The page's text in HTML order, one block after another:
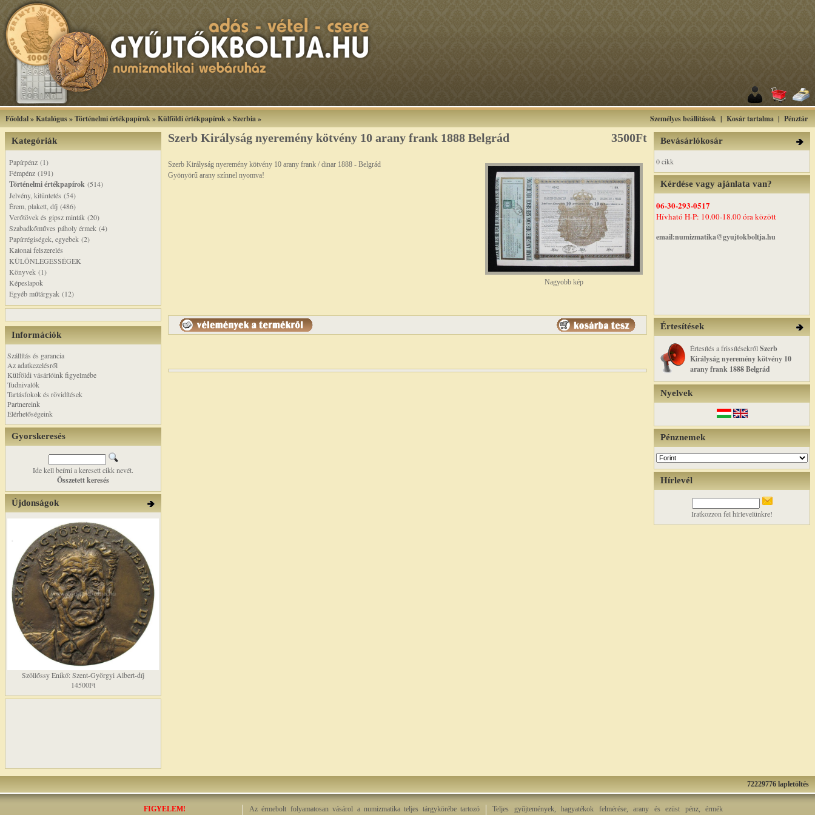
Főoldal»Katalógus»Történelmi értékpapírok»Külföldi értékpapírok»Szerbia» Személyes beállítások | Kosár tartalma | Pénztár
Kategóriák
Papírpénz (1)
Fémpénz (191)
Történelmi értékpapírok (514)
Jelvény, kitüntetés (54)
Érem, plakett, díj (486)
Verőtövek és gipsz minták (20)
Szabadkőműves páholy érmek (4)
Papírrégiségek, egyebek (2)
Katonai felszerelés
KÜLÖNLEGESSÉGEK
Könyvek (1)
Képeslapok
Egyéb műtárgyak (12)
Információk
Szállítás és garancia
Az adatkezelésről
Külföldi vásárlóink figyelmébe
Tudnivalók
Tartásfokok és rövidítések
Partnereink
Elérhetőségeink
Gyorskeresés
Ide kell beírni a keresett cikk nevét.
Összetett keresés
Újdonságok
Szöllőssy Enikő: Szent-Györgyi Albert-díj
14500Ft
Szerb Királyság nyeremény kötvény 10 arany frank 1888 Belgrád 3500Ft
Nagyobb kép
Szerb Királyság nyeremény kötvény 10 arany frank / dinar 1888 - Belgrád
Gyönyörű arany színnel nyomva!
Bevásárlókosár
0 cikk
Kérdése vagy ajánlata van?
06-30-293-0517
Hívható H-P: 10.00-18.00 óra között
email:numizmatika@gyujtokboltja.hu
Értesítések
Értesítés a frissítésekről Szerb
Királyság nyeremény kötvény 10
arany frank 1888 Belgrád
Nyelvek
Pénznemek
Hírlevél
Iratkozzon fel hírlevelünkre!
72229776 lapletöltés
FIGYELEM!
Az érmebolt folyamatosan vásárol a numizmatika teljes tárgykörébe tartozó
Teljes gyűjtemények, hagyatékok felmérése, arany és ezüst pénz, érmék